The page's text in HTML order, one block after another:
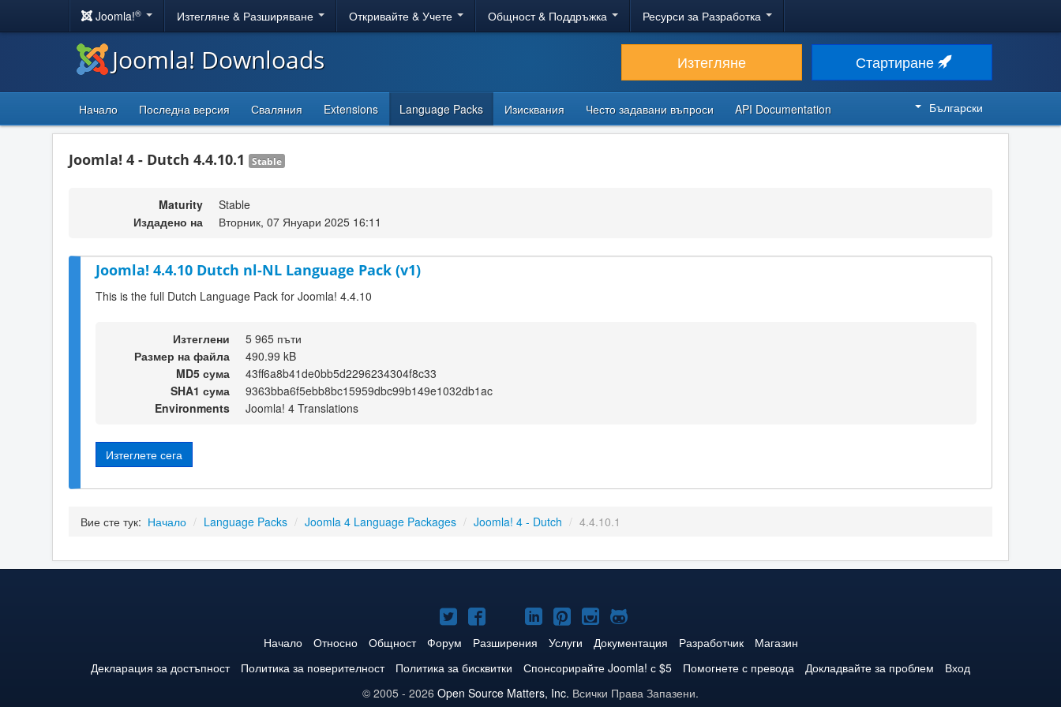
Joomla!® Изтегляне & Разширяване Откривайте & Учете Общност & Поддръжка Ресурси за Разработка
Joomla! Downloads Изтегляне Стартиране
Начало Последна версия Сваляния Extensions Language Packs Изисквания Често задавани въпроси API Documentation Български
Joomla! 4 - Dutch 4.4.10.1 Stable
Maturity
Stable
Издадено на
Вторник, 07 Януари 2025 16:11
Joomla! 4.4.10 Dutch nl-NL Language Pack (v1)
This is the full Dutch Language Pack for Joomla! 4.4.10
Изтеглени
5 965 пъти
Размер на файла
490.99 kB
MD5 сума
43ff6a8b41de0bb5d2296234304f8c33
SHA1 сума
9363bba6f5ebb8bc15959dbc99b149e1032db1ac
Environments
Joomla! 4 Translations
Изтеглете сега
Вие сте тук: Начало / Language Packs / Joomla 4 Language Packages / Joomla! 4 - Dutch / 4.4.10.1
Joomla!
в
Twitter
Joomla!
във
Facebook
Joomla!
в
YouTube
Joomla!
в
LinkedIn
Joomla!
в
Pinterest
Joomla!
в
Instagram
Joomla!
в
GitHub
Начало Относно Общност Форум Разширения Услуги Документация Разработчик
Магазин
Декларация за достъпност
Политика за поверителност Политика за бисквитки Спонсорирайте Joomla! с $5 Помогнете с превода Докладвайте за проблем
Вход
© 2005 - 2026 Open Source Matters, Inc. Всички Права Запазени.